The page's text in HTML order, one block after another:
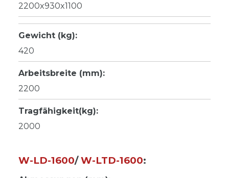
2200x930x1100
Gewicht (kg):
420
Arbeitsbreite (mm):
2200
Tragfähigkeit(kg):
2000
W-LD-1600/W-LTD-1600: